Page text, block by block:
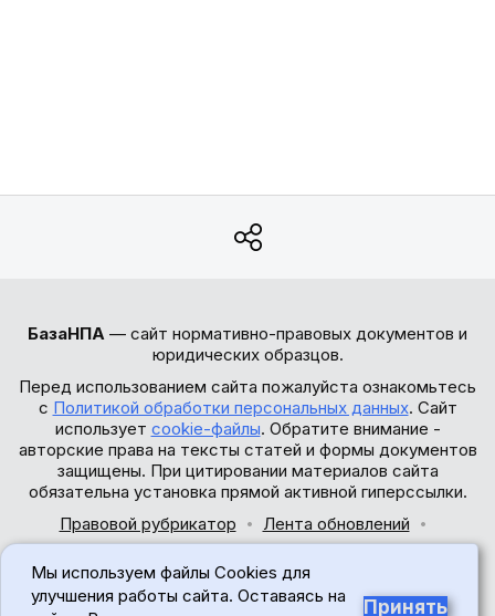
БазаНПА — сайт нормативно-правовых документов и
юридических образцов.
Перед использованием сайта пожалуйста ознакомьтесь
с Политикой обработки персональных данных. Сайт
использует cookie-файлы. Обратите внимание -
авторские права на тексты статей и формы документов
защищены. При цитировании материалов сайта
обязательна установка прямой активной гиперссылки.
Правовой рубрикатор
Лента обновлений
© 2017-2026
Мы используем файлы Cookies для
улучшения работы сайта. Оставаясь на
Принять